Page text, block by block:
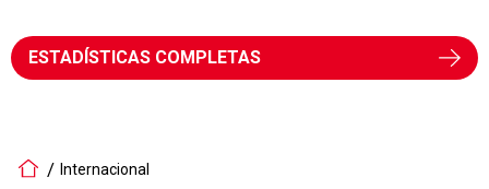
ESTADÍSTICAS COMPLETAS
Internacional